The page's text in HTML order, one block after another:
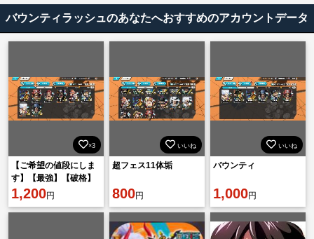
バウンティラッシュのあなたへおすすめのアカウントデータ
×3
【ご希望の値段にしま
す】【最強】【破格】
超フェス8体💖最強垢✨
💪
1,200円
いいね
超フェス11体垢
800円
いいね
バウンティ
1,000円